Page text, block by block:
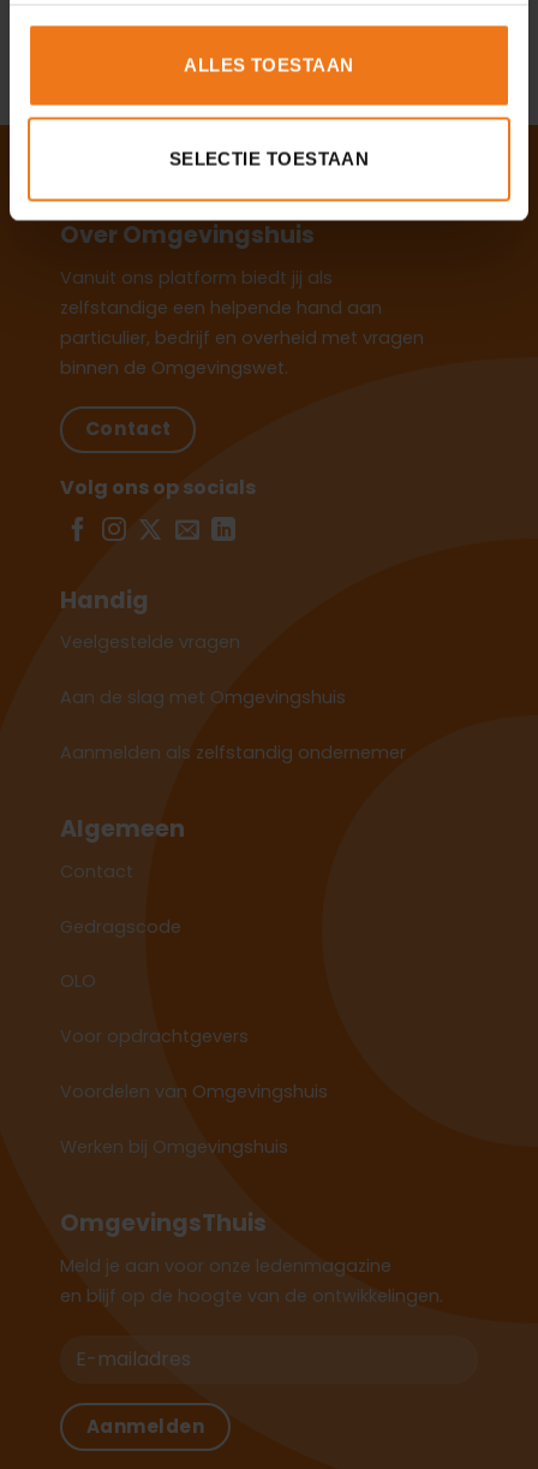
ALLES TOESTAAN
SELECTIE TOESTAAN
Over Omgevingshuis
Vanuit ons platform biedt jij als
zelfstandige een helpende hand aan
particulier, bedrijf en overheid met vragen
binnen de Omgevingswet.
Contact
Volg ons op socials
Handig
Veelgestelde vragen
Aan de slag met Omgevingshuis
Aanmelden als zelfstandig ondernemer
Algemeen
Contact
Gedragscode
OLO
Voor opdrachtgevers
Voordelen van Omgevingshuis
Werken bij Omgevingshuis
OmgevingsThuis
Meld je aan voor onze ledenmagazine
en blijf op de hoogte van de ontwikkelingen.